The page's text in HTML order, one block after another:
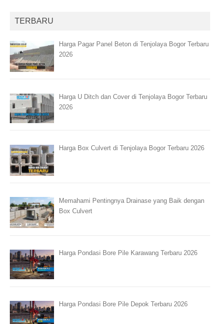
TERBARU
Harga Pagar Panel Beton di Tenjolaya Bogor Terbaru
2026
Harga U Ditch dan Cover di Tenjolaya Bogor Terbaru
2026
Harga Box Culvert di Tenjolaya Bogor Terbaru 2026
Memahami Pentingnya Drainase yang Baik dengan
Box Culvert
Harga Pondasi Bore Pile Karawang Terbaru 2026
Harga Pondasi Bore Pile Depok Terbaru 2026